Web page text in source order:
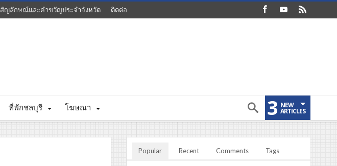
สัญลักษณ์และคำขวัญประจำจังหวัด ติดต่อ
ที่พักชลบุรี โฆษณา 3 NEW
ARTICLES
Popular Recent Comments Tags